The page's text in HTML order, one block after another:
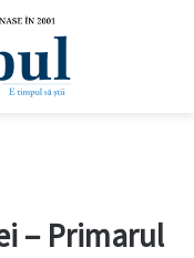
– Primarul